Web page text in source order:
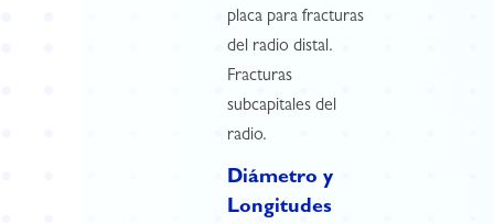
placa para fracturas
del radio distal.
Fracturas
subcapitales del
radio.
Diámetro y
Longitudes